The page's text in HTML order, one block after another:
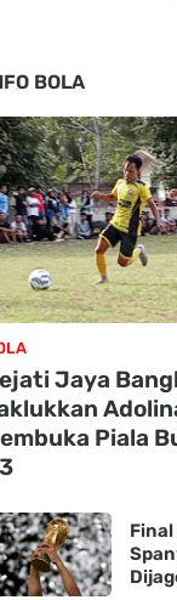
BOLA
Jaya
Piala
Final